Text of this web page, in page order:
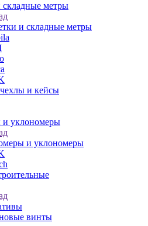
складные метры
и складные метры
и кейсы
и уклономеры
и уклономеры
винты